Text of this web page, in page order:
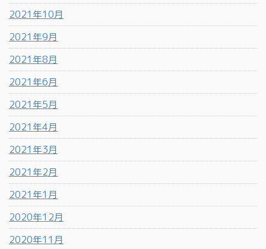
2021年10月
2021年9月
2021年8月
2021年6月
2021年5月
2021年4月
2021年3月
2021年2月
2021年1月
2020年12月
2020年11月